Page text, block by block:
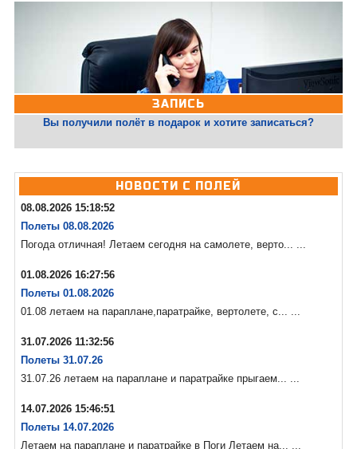
ЗАПИСЬ
Вы получили полёт в подарок и хотите записаться?
НОВОСТИ С ПОЛЕЙ
08.08.2026 15:18:52
Полеты 08.08.2026
Погода отличная! Летаем сегодня на самолете, верто... ...
01.08.2026 16:27:56
Полеты 01.08.2026
01.08 летаем на параплане,паратрайке, вертолете, с... ...
31.07.2026 11:32:56
Полеты 31.07.26
31.07.26 летаем на параплане и паратрайке прыгаем... ...
14.07.2026 15:46:51
Полеты 14.07.2026
Летаем на параплане и паратрайке в Поги Летаем на... ...